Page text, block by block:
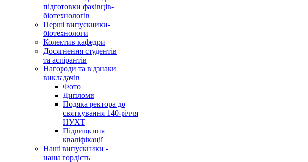
підготовки фахівців-
біотехнологів
Перші випускники-
біотехнологи
Колектив кафедри
Досягнення студентів
та аспірантів
Нагороди та відзнаки
викладачів
Фото
Дипломи
Подяка ректора до
святкування 140-річчя
НУХТ
Підвищення
кваліфікації
Наші випускники -
наша гордість